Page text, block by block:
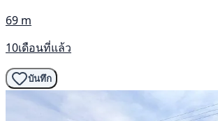
69 m
10เดือนที่แล้ว
บันทึก